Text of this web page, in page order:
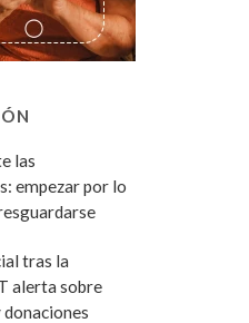
las
empezar por lo
tras la
alerta sobre